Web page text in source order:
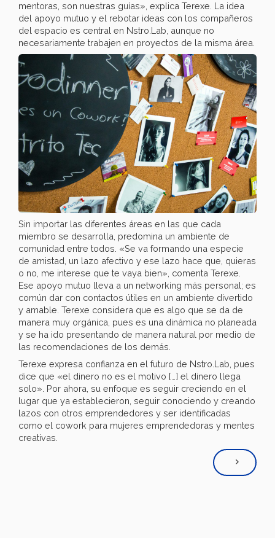
mentoras, son nuestras guías», explica Terexe. La idea
del apoyo mutuo y el rebotar ideas con los compañeros
del espacio es central en Nstro.Lab, aunque no
necesariamente trabajen en proyectos de la misma área.
Sin importar las diferentes áreas en las que cada
miembro se desarrolla, predomina un ambiente de
comunidad entre todos. «Se va formando una especie
de amistad, un lazo afectivo y ese lazo hace que, quieras
o no, me interese que te vaya bien», comenta Terexe.
Ese apoyo mutuo lleva a un networking más personal; es
común dar con contactos útiles en un ambiente divertido
y amable. Terexe considera que es algo que se da de
manera muy orgánica, pues es una dinámica no planeada
y se ha ido presentando de manera natural por medio de
las recomendaciones de los demás.
Terexe expresa confianza en el futuro de Nstro.Lab, pues
dice que «el dinero no es el motivo […] el dinero llega
solo». Por ahora, su enfoque es seguir creciendo en el
lugar que ya establecieron, seguir conociendo y creando
lazos con otros emprendedores y ser identificadas
como el cowork para mujeres emprendedoras y mentes
creativas.